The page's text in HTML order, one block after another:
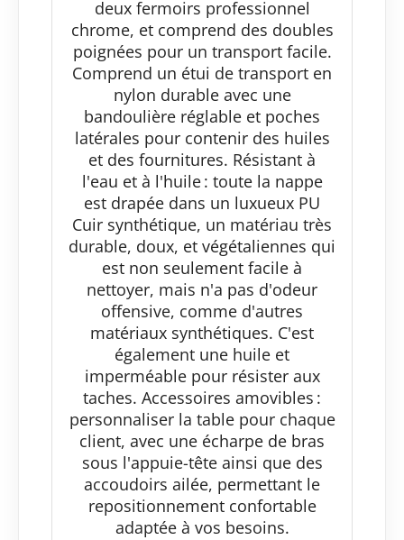
deux fermoirs professionnel
chrome, et comprend des doubles
poignées pour un transport facile.
Comprend un étui de transport en
nylon durable avec une
bandoulière réglable et poches
latérales pour contenir des huiles
et des fournitures. Résistant à
l'eau et à l'huile : toute la nappe
est drapée dans un luxueux PU
Cuir synthétique, un matériau très
durable, doux, et végétaliennes qui
est non seulement facile à
nettoyer, mais n'a pas d'odeur
offensive, comme d'autres
matériaux synthétiques. C'est
également une huile et
imperméable pour résister aux
taches. Accessoires amovibles :
personnaliser la table pour chaque
client, avec une écharpe de bras
sous l'appuie-tête ainsi que des
accoudoirs ailée, permettant le
repositionnement confortable
adaptée à vos besoins.